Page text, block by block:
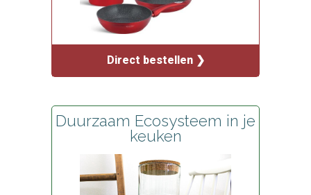
Direct bestellen ❯
Duurzaam Ecosysteem in je
keuken